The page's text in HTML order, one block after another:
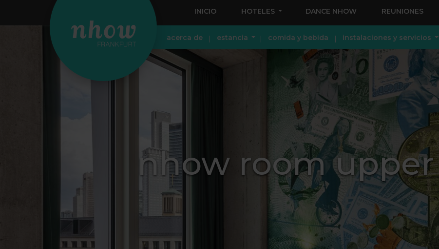
INICIO HOTELES DANCE NHOW REUNIONES
acerca de estancia comida y bebida instalaciones y servicios
nhow room